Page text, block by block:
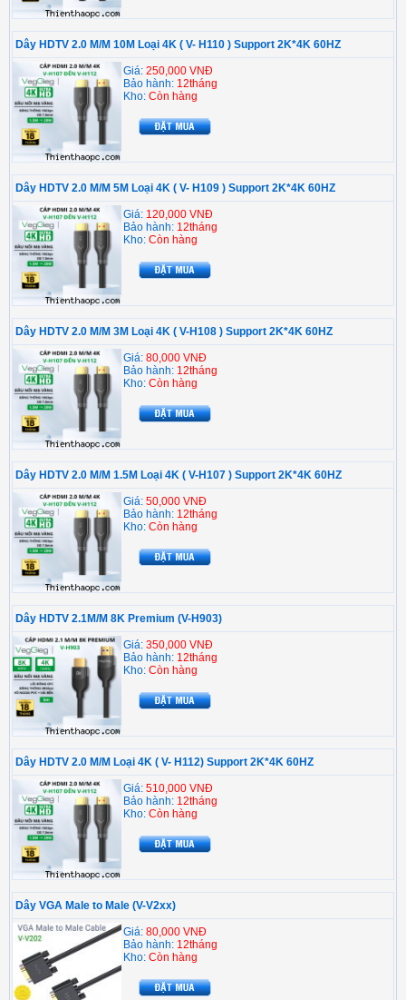
Dây HDTV 2.0 M/M 10M Loại 4K ( V- H110 ) Support 2K*4K 60HZ
Giá: 250,000 VNĐ
Bảo hành: 12tháng
Kho: Còn hàng
Dây HDTV 2.0 M/M 5M Loại 4K ( V- H109 ) Support 2K*4K 60HZ
Giá: 120,000 VNĐ
Bảo hành: 12tháng
Kho: Còn hàng
Dây HDTV 2.0 M/M 3M Loại 4K ( V-H108 ) Support 2K*4K 60HZ
Giá: 80,000 VNĐ
Bảo hành: 12tháng
Kho: Còn hàng
Dây HDTV 2.0 M/M 1.5M Loại 4K ( V-H107 ) Support 2K*4K 60HZ
Giá: 50,000 VNĐ
Bảo hành: 12tháng
Kho: Còn hàng
Dây HDTV 2.1M/M 8K Premium (V-H903)
Giá: 350,000 VNĐ
Bảo hành: 12tháng
Kho: Còn hàng
Dây HDTV 2.0 M/M Loại 4K ( V- H112) Support 2K*4K 60HZ
Giá: 510,000 VNĐ
Bảo hành: 12tháng
Kho: Còn hàng
Dây VGA Male to Male (V-V2xx)
Giá: 80,000 VNĐ
Bảo hành: 12tháng
Kho: Còn hàng